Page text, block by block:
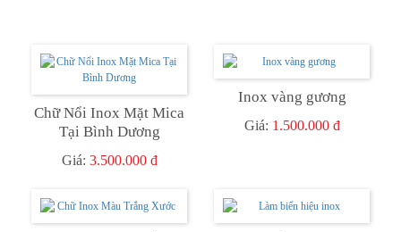
Chữ Nổi Inox Mặt Mica
Tại Bình Dương
Giá: 3.500.000 đ
Inox vàng gương
Giá: 1.500.000 đ